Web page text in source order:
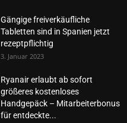
Gängige freiverkäufliche
Tabletten sind in Spanien jetzt
rezeptpflichtig
3. Januar 2023
Ryanair erlaubt ab sofort
größeres kostenloses
Handgepäck – Mitarbeiterbonus
für entdeckte...